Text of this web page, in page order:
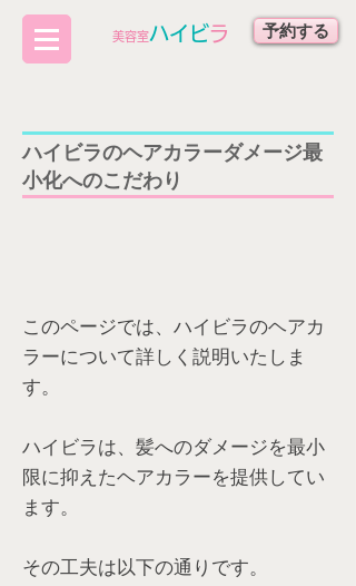
​美容室ハイビラ 予約する
​ハイビラのヘアカラーダメージ最
小化へのこだわり
このページでは、ハイビラのヘアカ
ラーについて詳しく説明いたしま
す。
ハイビラは、髪へのダメージを最小
限に抑えたヘアカラーを提供してい
ます。
その工夫は以下の通りです。